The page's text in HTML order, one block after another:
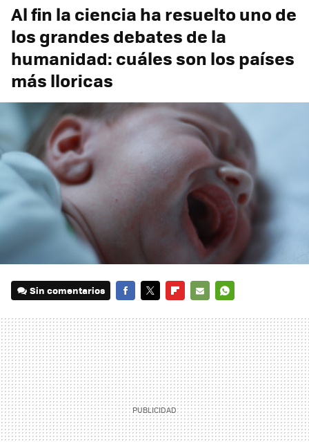
Al fin la ciencia ha resuelto uno de
los grandes debates de la
humanidad: cuáles son los países
más lloricas
Sin comentarios
MAIL